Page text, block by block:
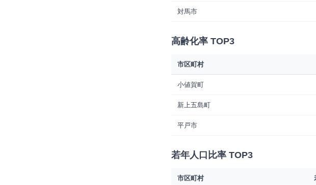
対馬市
高齢化率 TOP3
市区町村
小値賀町
新上五島町
平戸市
若年人口比率 TOP3
市区町村